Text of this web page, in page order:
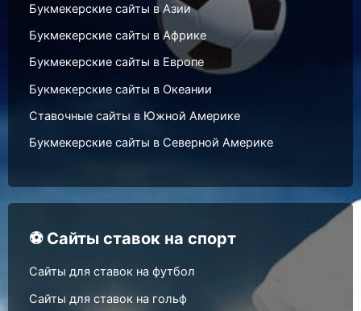
Букмекерские сайты в Азии
Букмекерские сайты в Африке
Букмекерские сайты в Европе
Букмекерские сайты в Океании
Ставочные сайты в Южной Америке
Букмекерские сайты в Северной Америке
⚽ Сайты ставок на спорт
Сайты для ставок на футбол
Сайты для ставок на гольф